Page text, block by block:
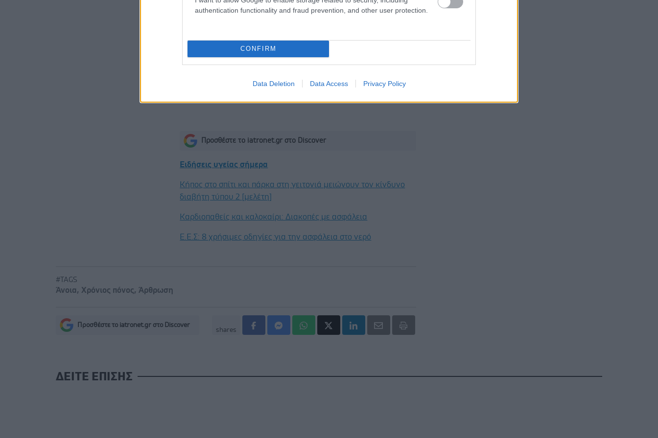
authentication functionality and fraud prevention, and other user protection.
CONFIRM
Data Deletion Data Access Privacy Policy
ένα σημαντικό κλινικό ερώτημα», δήλωσε ο Δρ Gentry.
περισσότερες ενδείξεις ότι ο μεταβολισμός παίζει βασικό ρόλο
στη νόσο Αλτσχάιμερ.
κλινικών δοκιμών, για να επιβεβαιωθεί εάν η γλυκοζαμίνη έχει
Προσθέστε το iatronet.gr στο Discover
Ειδήσεις υγείας σήμερα
Κήπος στο σπίτι και πάρκα στη γειτονιά μειώνουν τον κίνδυνο
διαβήτη τύπου 2 [μελέτη]
Καρδιοπαθείς και καλοκαίρι: Διακοπές με ασφάλεια
Ε.E.Σ: 8 χρήσιμες οδηγίες για την ασφάλεια στο νερό
#TAGS
Άνοια, Χρόνιος πόνος, Άρθρωση
Προσθέστε το iatronet.gr στο Discover
shares
ΔΕΙΤΕ ΕΠΙΣΗΣ